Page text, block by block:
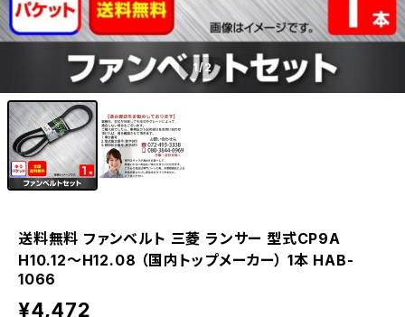
1/2
送料無料 ファンベルト 三菱 ランサー 型式CP9A
H10.12～H12.08 （国内トップメーカー） 1本 HAB-
1066
¥4,472